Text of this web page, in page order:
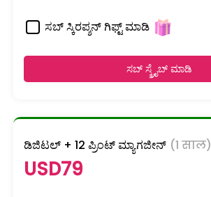
ಸಬ್ ಸ್ಕಿರಪ್ಶನ್ ಗಿಫ್ಟ್ ಮಾಡಿ
ಸಬ್ ಸ್ಕ್ರೈಬ್ ಮಾಡಿ
ಡಿಜಿಟಲ್ + 12 ಪ್ರಿಂಟ್ ಮ್ಯಾಗಜೀನ್ (1 साल)
USD79